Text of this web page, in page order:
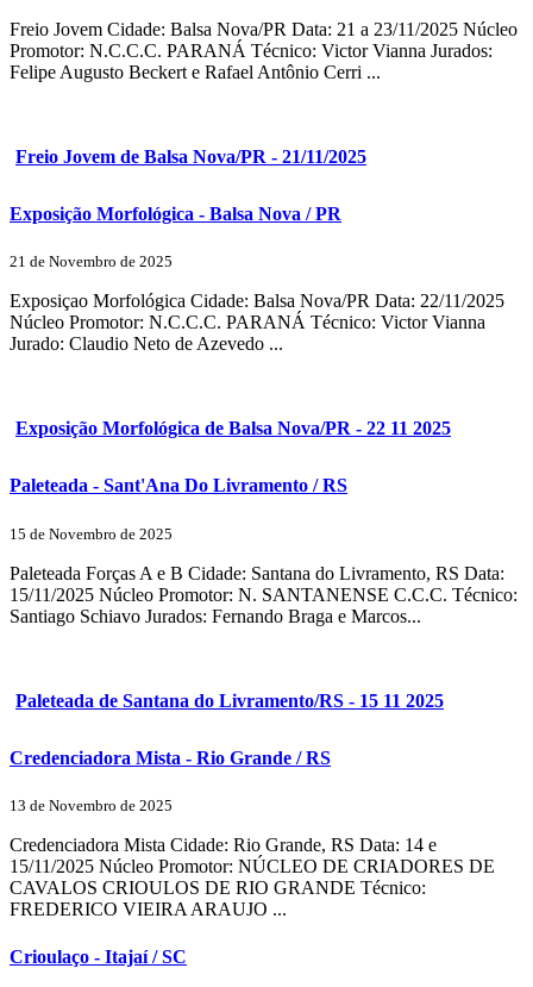
Freio Jovem Cidade: Balsa Nova/PR Data: 21 a 23/11/2025 Núcleo
Promotor: N.C.C.C. PARANÁ Técnico: Victor Vianna Jurados:
Felipe Augusto Beckert e Rafael Antônio Cerri ...
Freio Jovem de Balsa Nova/PR - 21/11/2025
Exposição Morfológica - Balsa Nova / PR
21 de Novembro de 2025
Exposiçao Morfológica Cidade: Balsa Nova/PR Data: 22/11/2025
Núcleo Promotor: N.C.C.C. PARANÁ Técnico: Victor Vianna
Jurado: Claudio Neto de Azevedo ...
Exposição Morfológica de Balsa Nova/PR - 22 11 2025
Paleteada - Sant'Ana Do Livramento / RS
15 de Novembro de 2025
Paleteada Forças A e B Cidade: Santana do Livramento, RS Data:
15/11/2025 Núcleo Promotor: N. SANTANENSE C.C.C. Técnico:
Santiago Schiavo Jurados: Fernando Braga e Marcos...
Paleteada de Santana do Livramento/RS - 15 11 2025
Credenciadora Mista - Rio Grande / RS
13 de Novembro de 2025
Credenciadora Mista Cidade: Rio Grande, RS Data: 14 e
15/11/2025 Núcleo Promotor: NÚCLEO DE CRIADORES DE
CAVALOS CRIOULOS DE RIO GRANDE Técnico:
FREDERICO VIEIRA ARAUJO ...
Crioulaço - Itajaí / SC